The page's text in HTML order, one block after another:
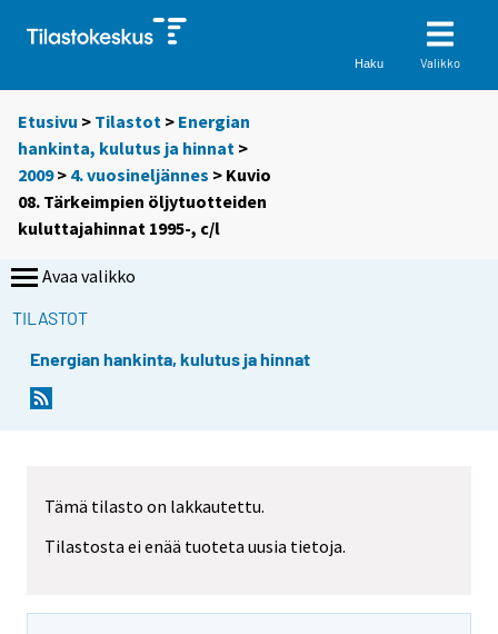
Haku Valikko
Etusivu > Tilastot > Energian
hankinta, kulutus ja hinnat >
2009> 4. vuosineljännes > Kuvio
08. Tärkeimpien öljytuotteiden
kuluttajahinnat 1995-, c/l
Avaa valikko
TILASTOT
Energian hankinta, kulutus ja hinnat
Tämä tilasto on lakkautettu.
Tilastosta ei enää tuoteta uusia tietoja.